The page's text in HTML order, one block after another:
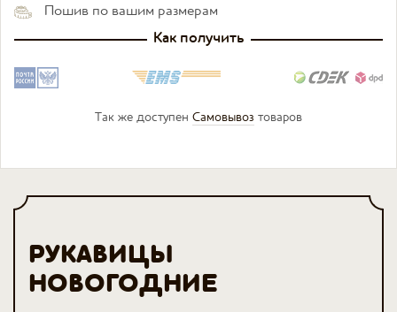
Пошив по вашим размерам
Как получить
Так же доступен Самовывоз товаров
РУКАВИЦЫ
НОВОГОДНИЕ